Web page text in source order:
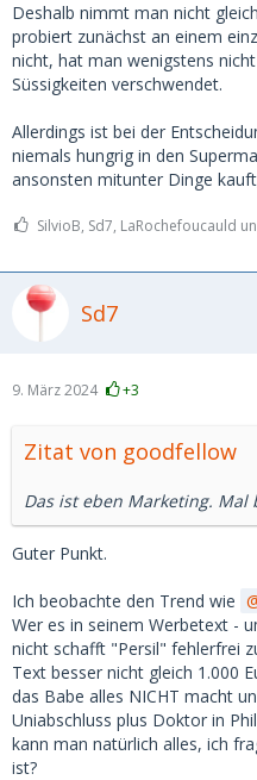
Deshalb nimmt man nicht
probiert zunächst an einem
nicht, hat man wenigstens
Süssigkeiten verschwendet.
Allerdings ist bei der
niemals hungrig in den
ansonsten mitunter Dinge
SilvioB, Sd7, LaRochefoucauld
Sd7
9. März 2024 +3
Zitat von goodfellow
Das ist eben Marketing. Mal
Guter Punkt.
Ich beobachte den Trend wie
Wer es in seinem Werbetext -
nicht schafft "Persil" fehlerfrei
Text besser nicht gleich 1.000
das Babe alles NICHT macht
Uniabschluss plus Doktor in
kann man natürlich alles, ich
ist?